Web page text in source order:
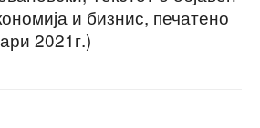
и бизнис, печатено
2021г.)